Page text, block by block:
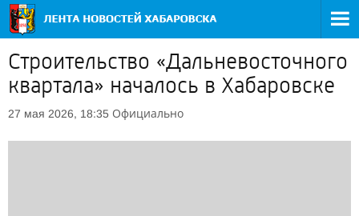
Строительство «Дальневосточного
квартала» началось в Хабаровске
27 мая 2026, 18:35 Официально